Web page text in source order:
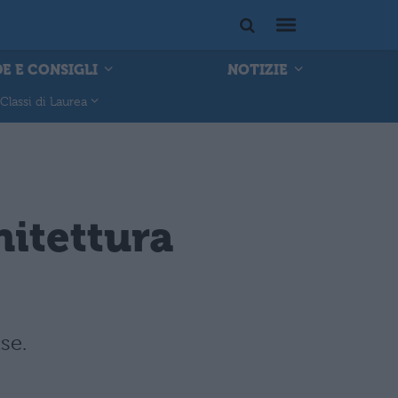
E CONSIGLI
NOTIZIE
Classi di Laurea